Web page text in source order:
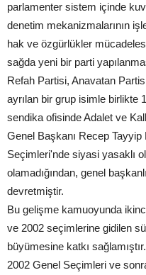
parlamenter sistem içinde
denetim mekanizmalarının
hak ve özgürlükler
sağda yeni bir parti
Refah Partisi, Anavatan
ayrılan bir grup isimle birlikte
sendika ofisinde Adalet ve
Genel Başkanı Recep
Seçimleri'nde siyasi yasaklı
olamadığından, genel
devretmiştir.
Bu gelişme kamuoyunda
ve 2002 seçimlerine gidilen
büyümesine katkı sağlamıştır.
2002 Genel Seçimleri ve